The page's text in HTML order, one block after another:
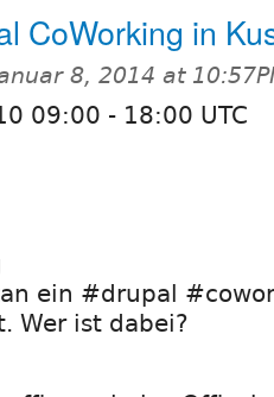
CoWorking in
8, 2014 at
09:00 - 18:00 UTC
ein #drupal
Wer ist dabei?